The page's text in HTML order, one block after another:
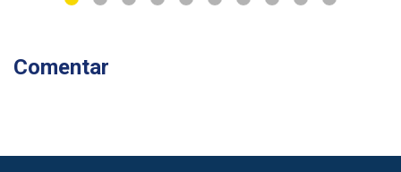
Comentar